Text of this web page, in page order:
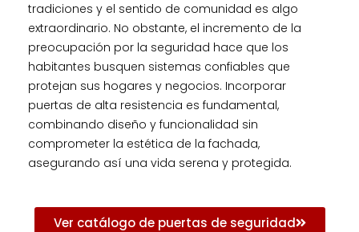
tradiciones y el sentido de comunidad es algo
extraordinario. No obstante, el incremento de la
preocupación por la seguridad hace que los
habitantes busquen sistemas confiables que
protejan sus hogares y negocios. Incorporar
puertas de alta resistencia es fundamental,
combinando diseño y funcionalidad sin
comprometer la estética de la fachada,
asegurando así una vida serena y protegida.
Ver catálogo de puertas de seguridad